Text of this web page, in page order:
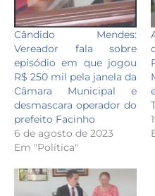
Cândido Mendes:
Vereador fala sobre
episódio em que jogou
R$ 250 mil pela janela da
Câmara Municipal e
desmascara operador do
prefeito Facinho
6 de agosto de 2023
Em "Política"